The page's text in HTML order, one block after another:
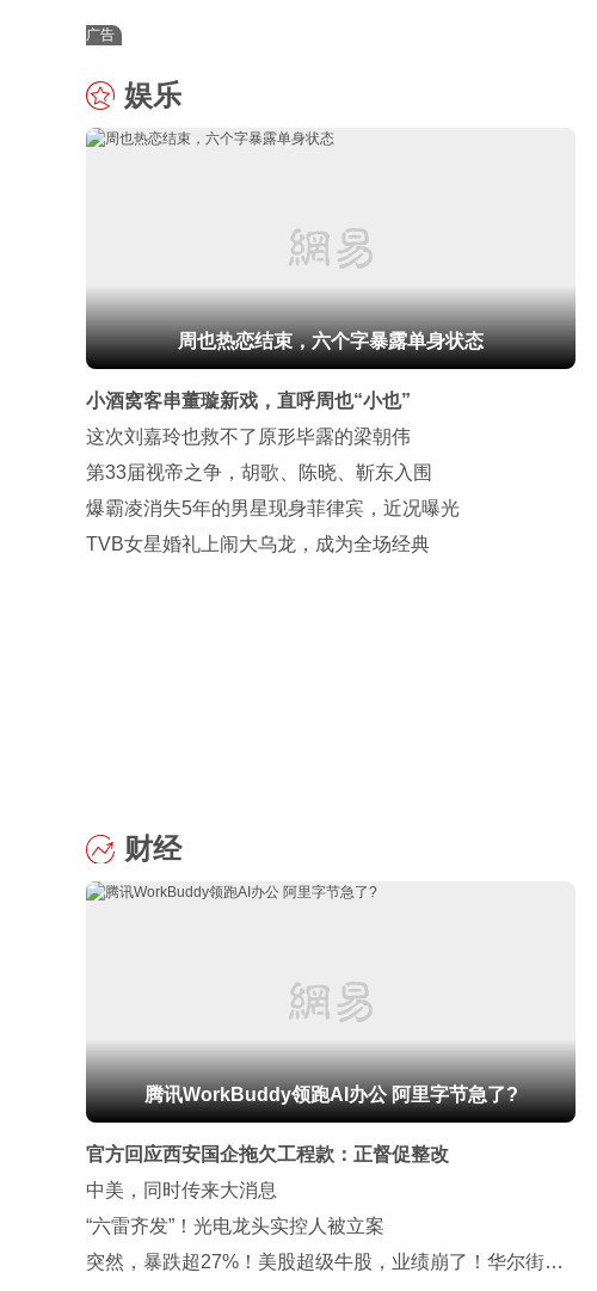
广告
娱乐
周也热恋结束，六个字暴露单身状态
小酒窝客串董璇新戏，直呼周也“小也”
这次刘嘉玲也救不了原形毕露的梁朝伟
第33届视帝之争，胡歌、陈晓、靳东入围
爆霸凌消失5年的男星现身菲律宾，近况曝光
TVB女星婚礼上闹大乌龙，成为全场经典
财经
腾讯WorkBuddy领跑AI办公 阿里字节急了?
官方回应西安国企拖欠工程款：正督促整改
中美，同时传来大消息
“六雷齐发”！光电龙头实控人被立案
突然，暴跌超27%！美股超级牛股，业绩崩了！华尔街：